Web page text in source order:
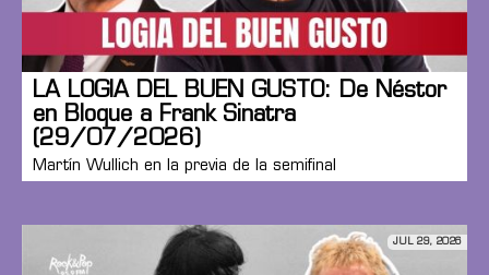
LA LOGIA DEL BUEN GUSTO: De Néstor
en Bloque a Frank Sinatra
(29/07/2026)
Martín Wullich en la previa de la semifinal
JUL 29, 2026